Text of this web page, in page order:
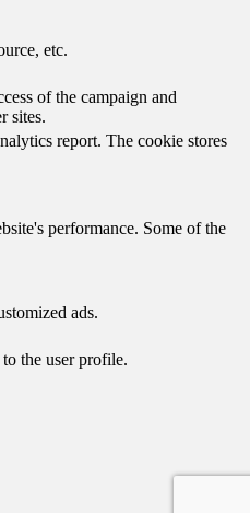
etc.
of the campaign and
sites.
report. The cookie stores
performance. Some of the
ads.
the user profile.